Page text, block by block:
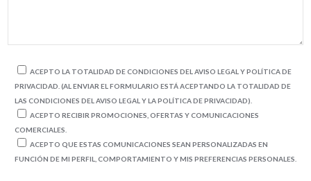
ACEPTO LA TOTALIDAD DE CONDICIONES DEL AVISO LEGAL Y POLÍTICA DE
PRIVACIDAD. (AL ENVIAR EL FORMULARIO ESTÁ ACEPTANDO LA TOTALIDAD DE
LAS CONDICIONES DEL AVISO LEGAL Y LA POLÍTICA DE PRIVACIDAD).
ACEPTO RECIBIR PROMOCIONES, OFERTAS Y COMUNICACIONES
COMERCIALES.
ACEPTO QUE ESTAS COMUNICACIONES SEAN PERSONALIZADAS EN
FUNCIÓN DE MI PERFIL, COMPORTAMIENTO Y MIS PREFERENCIAS PERSONALES.